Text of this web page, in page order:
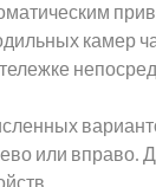
камер
или вправо.